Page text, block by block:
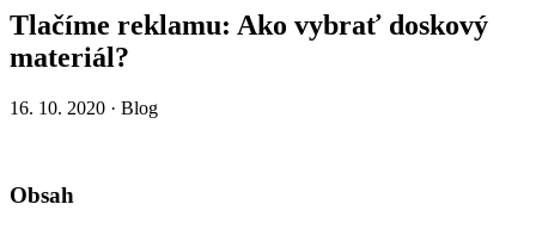
Tlačíme reklamu: Ako vybrať doskový
materiál?
16. 10. 2020 · Blog
Obsah